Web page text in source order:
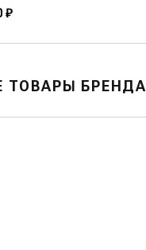
₽
ТОВАРЫ БРЕНДА